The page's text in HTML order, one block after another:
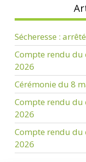
Sécheresse :
Compte rendu
2026
Cérémonie du 8
Compte rendu
2026
Compte rendu
2026